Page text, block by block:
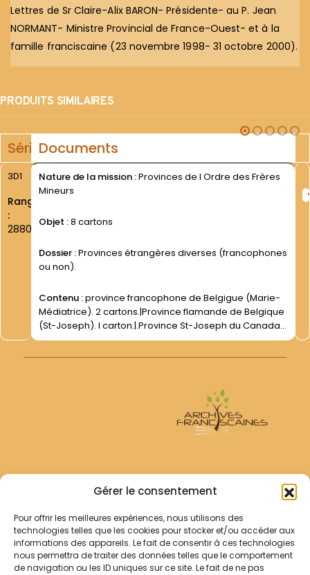
Gérer le consentement
Pour offrir les meilleures expériences, nous utilisons des
technologies telles que les cookies pour stocker et/ou accéder aux
informations des appareils. Le fait de consentir à ces technologies
nous permettra de traiter des données telles que le comportement
de navigation ou les ID uniques sur ce site. Le fait de ne pas
Lettres de Sr Claire-Alix BARON- Présidente- au P. Jean
NORMANT- Ministre Provincial de France-Ouest- et à la
famille franciscaine (23 novembre 1998- 31 octobre 2000).
PRODUITS SIMILAIRES
SérieDocuments
3D1
Rang
:
2880
Nature de la mission :Provinces de l Ordre des Frères
Mineurs
Objet :8 cartons
Dossier :Provinces étrangères diverses (francophones
ou non).
Contenu :province francophone de Belgigue (Marie-
Médiatrice). 2 cartons.|Province flamande de Belgique
(St-Joseph). I carton.|.Province St-Joseph du Canada.
4 cartons.|Provinces étrangères diverses.|I carton. -
Archives Franciscaines
RECHERCHER
Comment chercher ?
Les archives